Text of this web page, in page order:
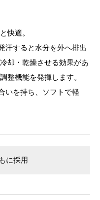
快適。
汗すると水分を外へ排出
却・乾燥させる効果があ
整機能を発揮します。
いを持ち、ソフトで軽
に採用